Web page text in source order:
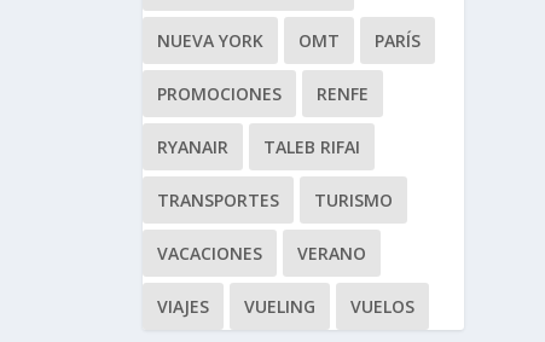
NUEVA YORK OMT PARÍS
PROMOCIONES RENFE
RYANAIR TALEB RIFAI
TRANSPORTES TURISMO
VACACIONES VERANO
VIAJES VUELING VUELOS